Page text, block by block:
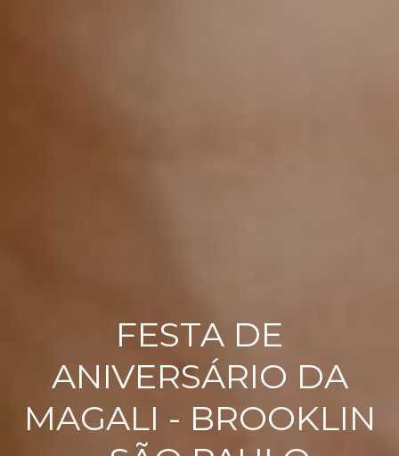
FESTA DE
ANIVERSÁRIO DA
MAGALI - BROOKLIN